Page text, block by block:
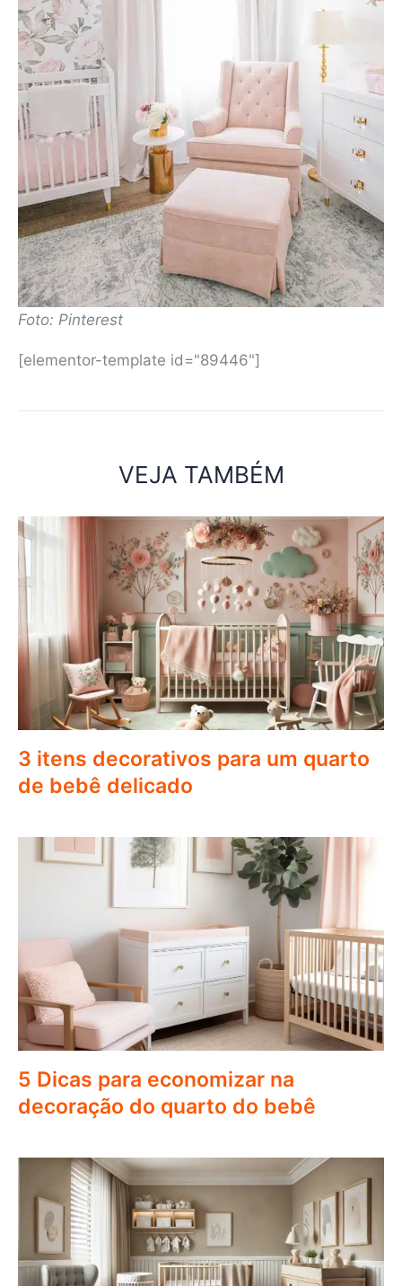
Foto: Pinterest
[elementor-template id="89446"]
VEJA TAMBÉM
3 itens decorativos para um quarto
de bebê delicado
5 Dicas para economizar na
decoração do quarto do bebê